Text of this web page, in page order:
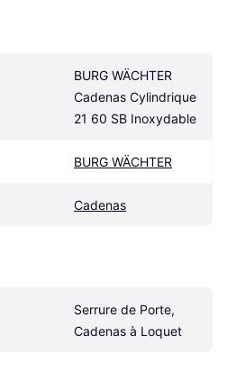
BURG WÄCHTER
Cadenas Cylindrique
21 60 SB Inoxydable
BURG WÄCHTER
Cadenas
Serrure de Porte,
Cadenas à Loquet